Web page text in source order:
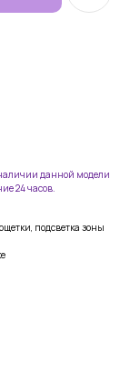
данной модели
24 часов.
подсветка зоны